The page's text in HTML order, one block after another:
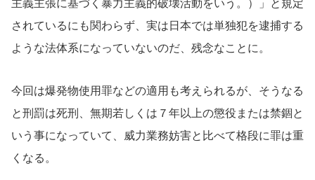
主義主張に基づく暴力主義的破壊活動をいう。）」と規定
されているにも関わらず、実は日本では単独犯を逮捕する
ような法体系になっていないのだ、残念なことに。
今回は爆発物使用罪などの適用も考えられるが、そうなる
と刑罰は死刑、無期若しくは７年以上の懲役または禁錮と
いう事になっていて、威力業務妨害と比べて格段に罪は重
くなる。